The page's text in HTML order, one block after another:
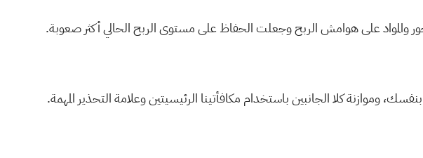
والمواد على هوامش الربح وجعلت الحفاظ على مستوى الربح الحالي أكثر صعوبة.
وموازنة كلا الجانبين باستخدام مكافأتينا الرئيسيتين وعلامة التحذير المهمة.